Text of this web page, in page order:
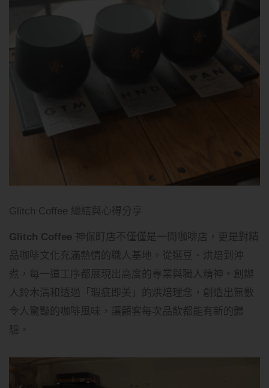
Glitch Coffee 總結與心得分享
Glitch Coffee 神保町店不僅僅是一間咖啡店，更是對精
品咖啡文化充滿熱情的職人基地。從選豆、烘焙到沖
煮，每一道工序都展現出高度的專業與職人精神。創辦
人鈴木清和透過「瑕疵即美」的烘焙理念，創造出無數
令人驚豔的咖啡風味，讓顧客每次品飲都能有新的體
驗。